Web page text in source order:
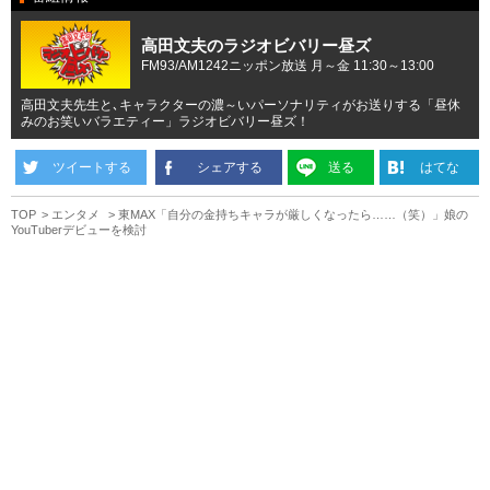
高田文夫のラジオビバリー昼ズ
FM93/AM1242ニッポン放送 月～金 11:30～13:00
高田文夫先生と､キャラクターの濃～いパーソナリティがお送りする「昼休
みのお笑いバラエティー」ラジオビバリー昼ズ！
ツイートする シェアする 送る はてな
TOP エンタメ
東MAX「自分の金持ちキャラが厳しくなったら……（笑）」娘の
YouTuberデビューを検討